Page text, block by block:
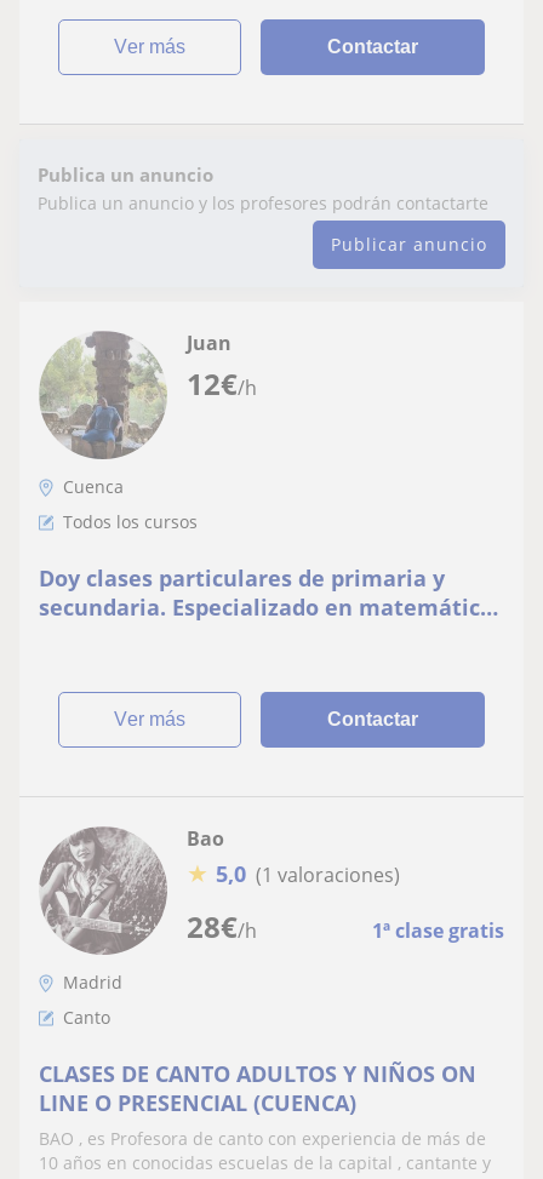
ver más Contactar
Publica un anuncio
Publica un anuncio y los profesores podrán contactarte
Publicar anuncio
12€/h
Juan
Cuenca
Todos los cursos
Doy clases particulares de primaria y
secundaria. Especializado en matemáticas
ver más Contactar
28€/h 1ª clase gratis
Bao
★ 5,0 (1 valoraciones)
Madrid
Canto
CLASES DE CANTO ADULTOS Y NIÑOS ON
LINE O PRESENCIAL (CUENCA)
BAO , es Profesora de canto con experiencia de más de
10 años en conocidas escuelas de la capital , cantante y